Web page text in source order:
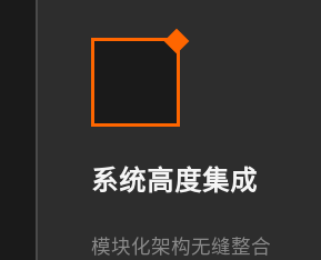
系统高度集成
模块化架构无缝整合